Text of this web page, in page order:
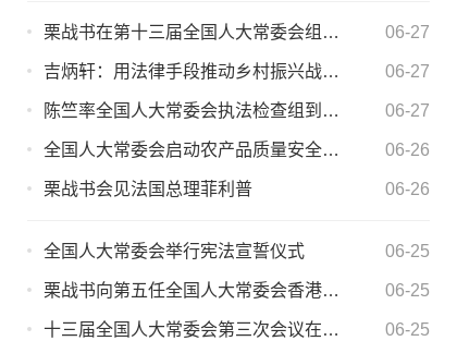
栗战书在第十三届全国人大常委会组成人员 履职学习专题讲座上的讲话 06-27
吉炳轩：用法律手段推动乡村振兴战略实施 06-27
陈竺率全国人大常委会执法检查组到吉林省检查工作 06-27
全国人大常委会启动农产品质量安全法执法检查 06-26
栗战书会见法国总理菲利普 06-26
全国人大常委会举行宪法宣誓仪式 06-25
栗战书向第五任全国人大常委会香港特别行政区基本法委员会组成人员颁发任命书 06-25
十三届全国人大常委会第三次会议在京闭幕 06-25